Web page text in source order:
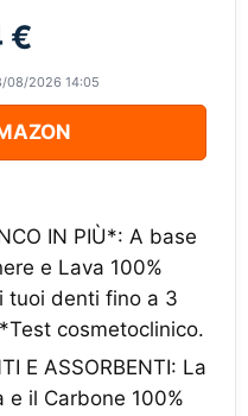
€
08/2026 14:05
IN PIÙ*: A base
e Lava 100%
tuoi denti fino a 3
cosmetoclinico.
E ASSORBENTI: La
e il Carbone 100%